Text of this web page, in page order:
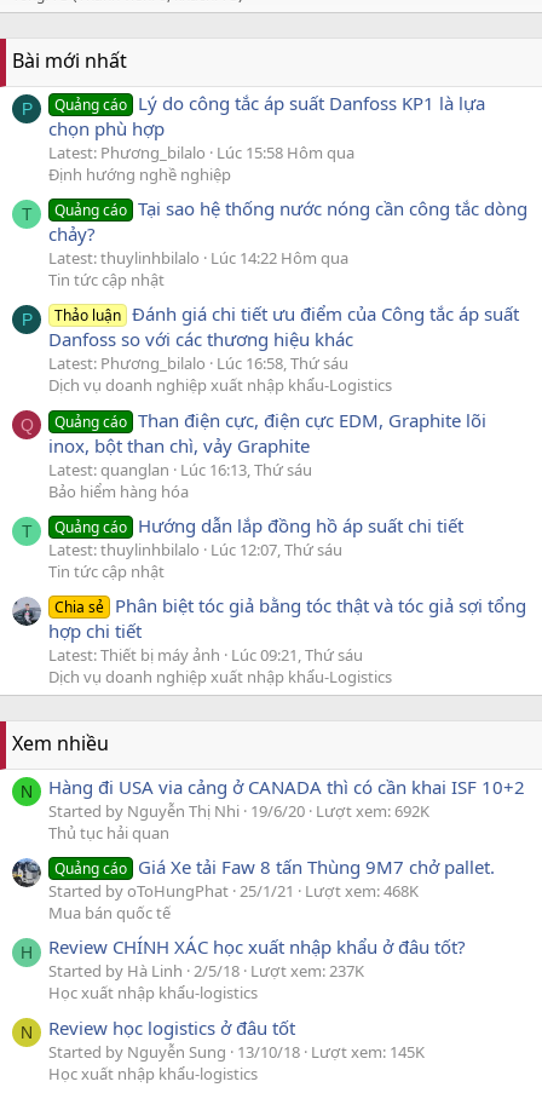
Bài mới nhất
P Quảng cáo Lý do công tắc áp suất Danfoss KP1 là lựa
chọn phù hợp
Latest: Phương_bilalo
Lúc 15:58 Hôm qua
Định hướng nghề nghiệp
T Quảng cáo Tại sao hệ thống nước nóng cần công tắc dòng
chảy?
Latest: thuylinhbilalo
Lúc 14:22 Hôm qua
Tin tức cập nhật
P Thảo luận Đánh giá chi tiết ưu điểm của Công tắc áp suất
Danfoss so với các thương hiệu khác
Latest: Phương_bilalo
Lúc 16:58, Thứ sáu
Dịch vụ doanh nghiệp xuất nhập khẩu-Logistics
Q Quảng cáo Than điện cực, điện cực EDM, Graphite lõi
inox, bột than chì, vảy Graphite
Latest: quanglan
Lúc 16:13, Thứ sáu
Bảo hiểm hàng hóa
T Quảng cáo Hướng dẫn lắp đồng hồ áp suất chi tiết
Latest: thuylinhbilalo
Lúc 12:07, Thứ sáu
Tin tức cập nhật
Chia sẻ Phân biệt tóc giả bằng tóc thật và tóc giả sợi tổng
hợp chi tiết
Latest: Thiết bị máy ảnh
Lúc 09:21, Thứ sáu
Dịch vụ doanh nghiệp xuất nhập khẩu-Logistics
Xem nhiều
N Hàng đi USA via cảng ở CANADA thì có cần khai ISF 10+2
Started by Nguyễn Thị Nhi 19/6/20 Lượt xem: 692K
Thủ tục hải quan
Quảng cáo Giá Xe tải Faw 8 tấn Thùng 9M7 chở pallet.
Started by oToHungPhat 25/1/21
Lượt xem: 468K
Mua bán quốc tế
H Review CHÍNH XÁC học xuất nhập khẩu ở đâu tốt?
Started by Hà Linh 2/5/18 Lượt xem: 237K
Học xuất nhập khẩu-logistics
N Review học logistics ở đâu tốt
Started by Nguyễn Sung 13/10/18 Lượt xem: 145K
Học xuất nhập khẩu-logistics